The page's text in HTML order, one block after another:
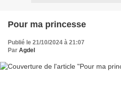
Pour ma princesse
Publié le 21/10/2024 à 21:07
Par Agdel